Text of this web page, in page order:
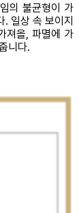
의 불균형이 가
. 일상 속 보이지
져올, 파멸에 가
니다.